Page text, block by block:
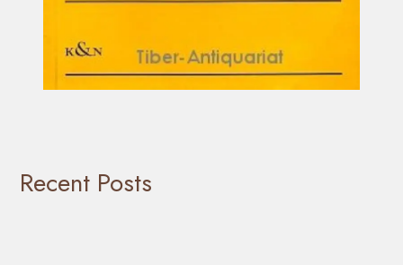
Recent Posts